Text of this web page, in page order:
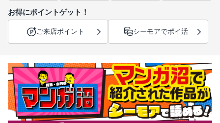
お得にポイントゲット！
ご来店ポイント シーモアでポイ活